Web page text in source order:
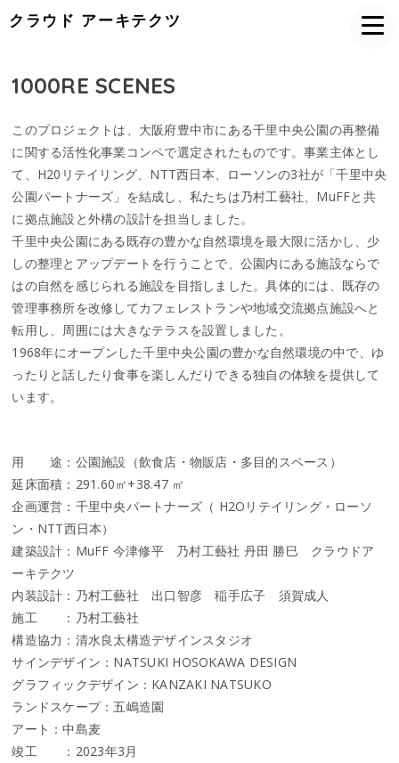
クラウド アーキテクツ
1000RE SCENES
このプロジェクトは、大阪府豊中市にある千里中央公園の再整備
に関する活性化事業コンペで選定されたものです。事業主体とし
て、H20リテイリング、NTT西日本、ローソンの3社が「千里中央
公園パートナーズ」を結成し、私たちは乃村工藝社、MuFFと共
に拠点施設と外構の設計を担当しました。
千里中央公園にある既存の豊かな自然環境を最大限に活かし、少
しの整理とアップデートを行うことで、公園内にある施設ならで
はの自然を感じられる施設を目指しました。具体的には、既存の
管理事務所を改修してカフェレストランや地域交流拠点施設へと
転用し、周囲には大きなテラスを設置しました。
1968年にオープンした千里中央公園の豊かな自然環境の中で、ゆ
ったりと話したり食事を楽しんだりできる独自の体験を提供して
います。
用 途：公園施設（飲食店・物販店・多目的スペース）
延床面積：291.60㎡+38.47 ㎡
企画運営：千里中央パートナーズ（ H2Oリテイリング・ローソ
ン・NTT西日本）
建築設計：MuFF 今津修平 乃村工藝社 丹田 勝巳 クラウドア
ーキテクツ
内装設計：乃村工藝社 出口智彦 稲手広子 須賀成人
施工 ：乃村工藝社
構造協力：清水良太構造デザインスタジオ
サインデザイン：NATSUKI HOSOKAWA DESIGN
グラフィックデザイン：KANZAKI NATSUKO
ランドスケープ：五嶋造園
アート：中島麦
竣工 ：2023年3月